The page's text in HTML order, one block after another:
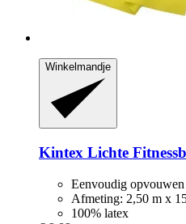
Winkelmandje
Kintex Lichte
Eenvoudig
Afmeting: 2,50 m x
100% latex